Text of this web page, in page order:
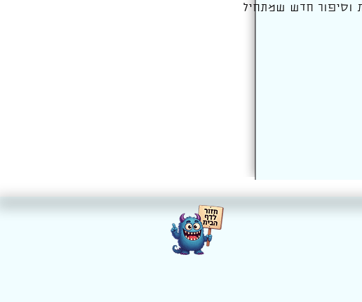
וסיפור חדש שמתחיל